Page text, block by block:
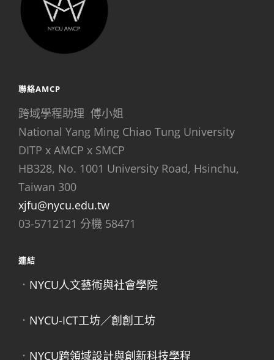
聯絡AMCP
跨域學程助理 傅小姐
National Yang Ming Chiao Tung University
DITP x AMCP x SMCP
HB328, No. 1001 University Road, Hsinchu,
Taiwan 300
xjfu@nycu.edu.tw
03-5712121 分機 58471
連結
． NYCU人文藝術與社會學院
． NYCU-ICT工坊／創創工坊
． NYCU跨領域設計與創新科技學程